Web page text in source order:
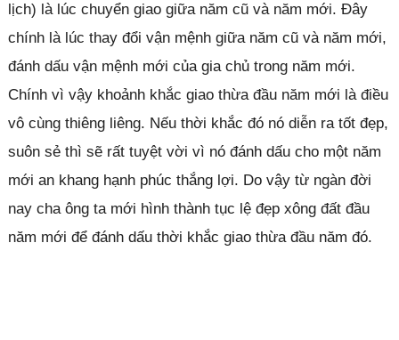
lịch) là lúc chuyển giao giữa năm cũ và năm mới. Đây
chính là lúc thay đổi vận mệnh giữa năm cũ và năm mới,
đánh dấu vận mệnh mới của gia chủ trong năm mới.
Chính vì vậy khoảnh khắc giao thừa đầu năm mới là điều
vô cùng thiêng liêng. Nếu thời khắc đó nó diễn ra tốt đẹp,
suôn sẻ thì sẽ rất tuyệt vời vì nó đánh dấu cho một năm
mới an khang hạnh phúc thắng lợi. Do vậy từ ngàn đời
nay cha ông ta mới hình thành tục lệ đẹp xông đất đầu
năm mới để đánh dấu thời khắc giao thừa đầu năm đó.